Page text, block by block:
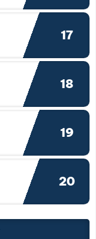
17
18
19
20